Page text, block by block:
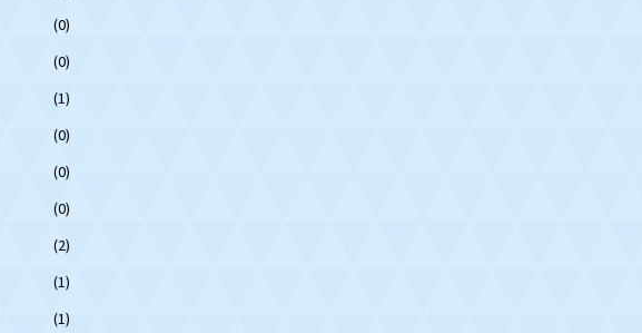
(0)
(0)
(1)
(0)
(0)
(0)
(2)
(1)
(1)